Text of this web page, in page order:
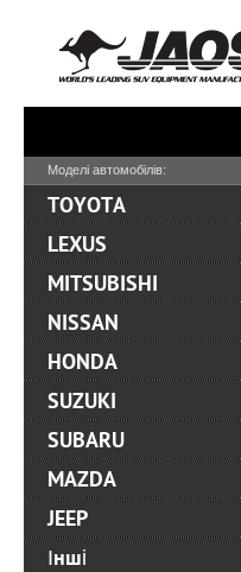
Моделі автомобілів:
TOYOTA
LEXUS
MITSUBISHI
NISSAN
HONDA
SUZUKI
SUBARU
MAZDA
JEEP
Інші